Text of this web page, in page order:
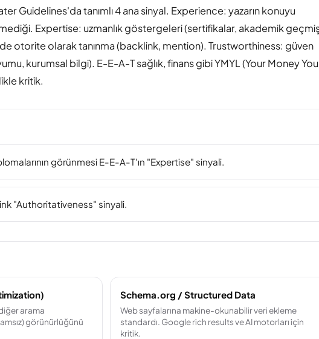
Guidelines'da tanımlı 4 ana sinyal. Experience: yazarın konuyu
Expertise: uzmanlık göstergeleri (sertifikalar, akademik
otorite olarak tanınma (backlink, mention). Trustworthiness: güven
kurumsal bilgi). E-E-A-T sağlık, finans gibi YMYL (Your Money
kritik.
görünmesi E-E-A-T'ın "Expertise" sinyali.
"Authoritativeness" sinyali.
arama
görünürlüğünü
Schema.org / Structured Data
Web sayfalarına makine-okunabilir veri ekleme
standardı. Google rich results ve AI motorları için
kritik.